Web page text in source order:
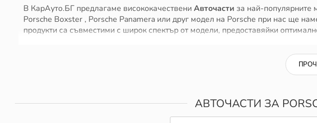
В КарАуто.БГ предлагаме висококачествени Авточасти за най-популярните
Porsche Boxster , Porsche Panamera или друг модел на Porsche при нас ще
продукти са съвместими с широк спектър от модели, предоставяйки
каталог отговарят на високите стандарти на производителите и са идеални
Как да изберем подходящи Авточасти за Porsche?
Всеки автомобил в даден момент изисква поддръжка, а когато дойде
АВТОЧАСТИ ЗА